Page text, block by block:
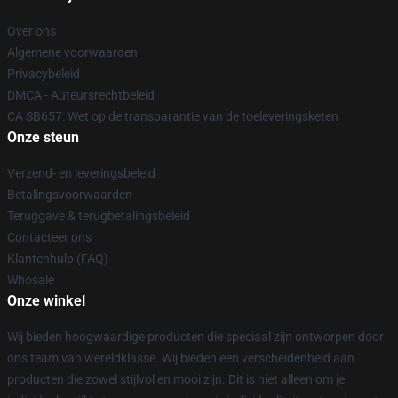
Over ons
Algemene voorwaarden
Privacybeleid
DMCA - Auteursrechtbeleid
CA SB657: Wet op de transparantie van de toeleveringsketen
Onze steun
Verzend- en leveringsbeleid
Betalingsvoorwaarden
Teruggave & terugbetalingsbeleid
Contacteer ons
Klantenhulp (FAQ)
Whosale
Onze winkel
Wij bieden hoogwaardige producten die speciaal zijn ontworpen door
ons team van wereldklasse. Wij bieden een verscheidenheid aan
producten die zowel stijlvol en mooi zijn. Dit is niet alleen om je